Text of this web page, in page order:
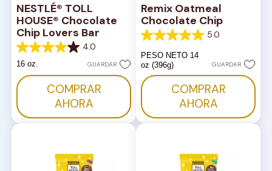
NESTLÉ® TOLL
HOUSE® Chocolate
Chip Lovers Bar
4.0
4.0
de
estrellas.
667
16 oz. GUARDAR
COMPRAR
AHORA
Remix Oatmeal
Chocolate Chip
5.0
5.0
5
estrellas.
1
reseña
PESO NETO 14
oz (396g)
GUARDAR
COMPRAR
AHORA